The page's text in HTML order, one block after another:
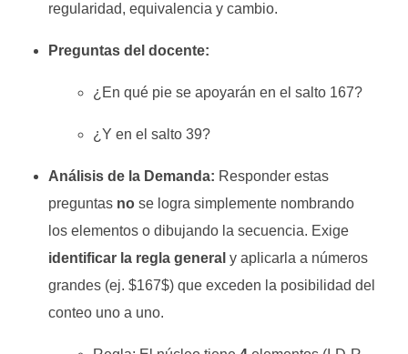
regularidad, equivalencia y cambio.
Preguntas del docente:
¿En qué pie se apoyarán en el salto 167?
¿Y en el salto39?
Análisis de la Demanda: Responder estas
preguntas nose logra simplemente nombrando
los elementos o dibujando la secuencia. Exige
identificar la regla general y aplicarla a números
grandes (ej. $167$) que exceden la posibilidad del
conteo uno a uno.